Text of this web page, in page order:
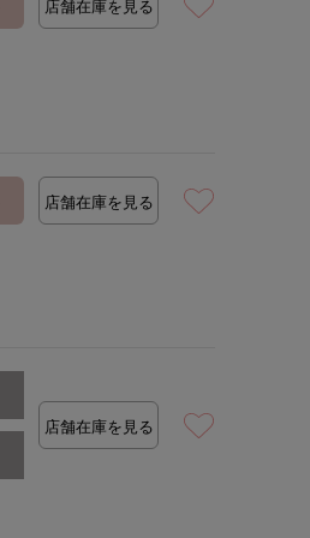
店舗在庫を見る
店舗在庫を見る
店舗在庫を見る